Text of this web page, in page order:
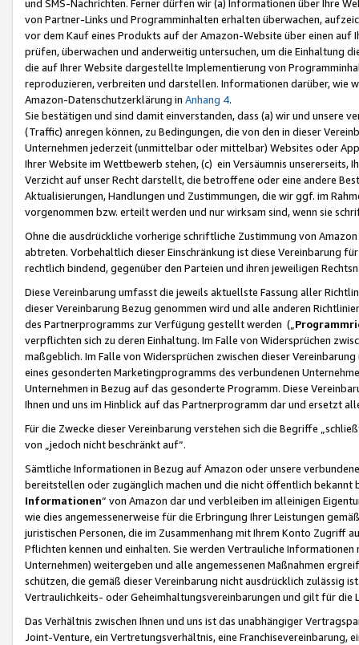
und SMS-Nachrichten. Ferner dürfen wir (a) Informationen über Ihre
von Partner-Links und Programminhalten erhalten überwachen,
vor dem Kauf eines Produkts auf der Amazon-Website über einen
prüfen, überwachen und anderweitig untersuchen, um die Einhaltung
die auf Ihrer Website dargestellte Implementierung von
reproduzieren, verbreiten und darstellen. Informationen darüber, wie
Amazon-Datenschutzerklärung in Anhang 4.
Sie bestätigen und sind damit einverstanden, dass (a) wir und
(Traffic) anregen können, zu Bedingungen, die von den in dieser
Unternehmen jederzeit (unmittelbar oder mittelbar) Websites oder
Ihrer Website im Wettbewerb stehen, (c) ein Versäumnis unsererseits,
Verzicht auf unser Recht darstellt, die betroffene oder eine andere
Aktualisierungen, Handlungen und Zustimmungen, die wir ggf. im
vorgenommen bzw. erteilt werden und nur wirksam sind, wenn sie
Ohne die ausdrückliche vorherige schriftliche Zustimmung von
abtreten. Vorbehaltlich dieser Einschränkung ist diese Vereinbarung
rechtlich bindend, gegenüber den Parteien und ihren jeweiligen
Diese Vereinbarung umfasst die jeweils aktuellste Fassung aller
dieser Vereinbarung Bezug genommen wird und alle anderen
des Partnerprogramms zur Verfügung gestellt werden („
verpflichten sich zu deren Einhaltung. Im Falle von Widersprüchen
maßgeblich. Im Falle von Widersprüchen zwischen dieser
eines gesonderten Marketingprogramms des verbundenen
Unternehmen in Bezug auf das gesonderte Programm. Diese
Ihnen und uns im Hinblick auf das Partnerprogramm dar und ersetzt
Für die Zwecke dieser Vereinbarung verstehen sich die Begriffe
von „jedoch nicht beschränkt auf“.
Sämtliche Informationen in Bezug auf Amazon oder unsere
bereitstellen oder zugänglich machen und die nicht öffentlich
Informationen“ von Amazon dar und verbleiben im alleinigen
wie dies angemessenerweise für die Erbringung Ihrer Leistungen
juristischen Personen, die im Zusammenhang mit Ihrem Konto
Pflichten kennen und einhalten. Sie werden Vertrauliche
Unternehmen) weitergeben und alle angemessenen Maßnahmen
schützen, die gemäß dieser Vereinbarung nicht ausdrücklich zulässig
Vertraulichkeits- oder Geheimhaltungsvereinbarungen und gilt für die
Das Verhältnis zwischen Ihnen und uns ist das unabhängiger
Joint-Venture, ein Vertretungsverhältnis, eine Franchisevereinbarung,